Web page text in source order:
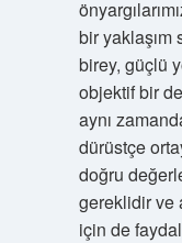
bir yaklaşım
birey, güçlü
objektif bir
aynı
dürüstçe
doğru
gereklidir ve
için de